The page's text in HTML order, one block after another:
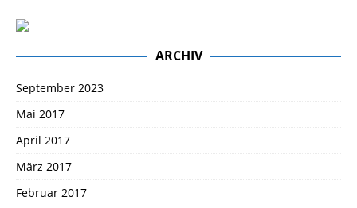
ARCHIV
September 2023
Mai 2017
April 2017
März 2017
Februar 2017